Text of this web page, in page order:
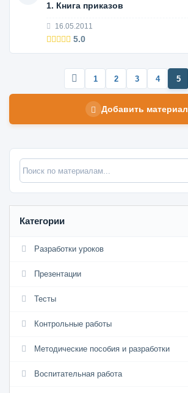
1. Книга приказов
16.05.2011
5.0
1 2 3 4 5
Добавить материал
Категории
Разработки уроков
Презентации
Тесты
Контрольные работы
Методические пособия и разработки
Воспитательная работа